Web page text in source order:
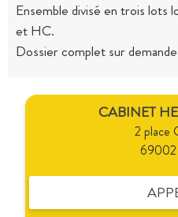
Ensemble divisé en trois
et HC.
Dossier complet sur
CABINET
2 place